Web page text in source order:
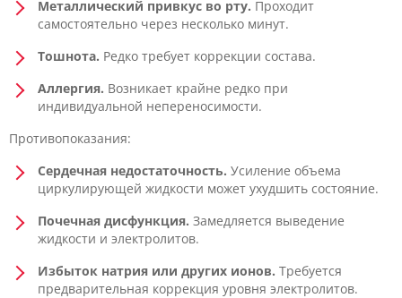
Металлический привкус во рту. Проходит
самостоятельно через несколько минут.
Тошнота. Редко требует коррекции состава.
Аллергия. Возникает крайне редко при
индивидуальной непереносимости.
Противопоказания:
Сердечная недостаточность. Усиление объема
циркулирующей жидкости может ухудшить состояние.
Почечная дисфункция. Замедляется выведение
жидкости и электролитов.
Избыток натрия или других ионов. Требуется
предварительная коррекция уровня электролитов.